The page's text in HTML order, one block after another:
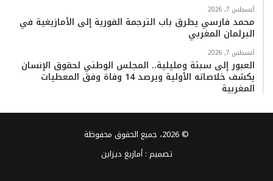
أغسطس 7, 2026
محمد فارسي يطرق باب الترجمة الفورية إلى الأمازيغية في
البرلمان المغربي
أغسطس 7, 2026
العبور إلى سبتة ومليلية.. المجلس الوطني لحقوق الإنسان
يكشف خلاصاته الأولية ويرصد 14 وفاة وفق المعطيات
المغربية
© 2026، جميع الحقوق محفوظة
تصميم :أمازيغ ديزاين